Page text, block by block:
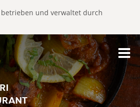
und verwaltet durch